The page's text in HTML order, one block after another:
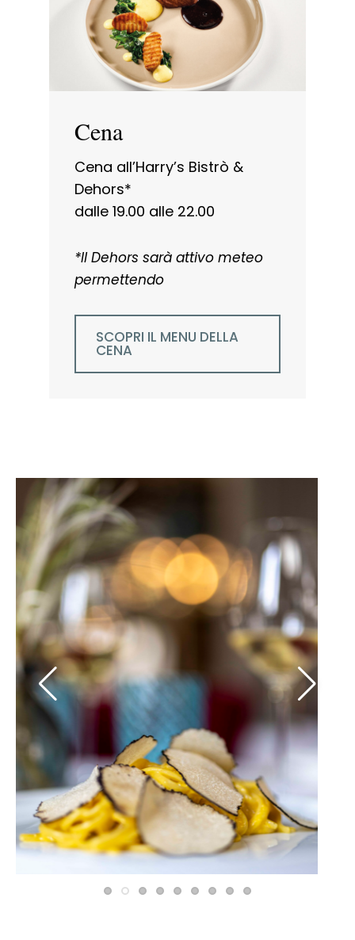
Cena
Cena all’Harry’s Bistrò &
Dehors*
dalle 19.00 alle 22.00
*Il Dehors sarà attivo meteo
permettendo
SCOPRI IL MENU DELLA
CENA